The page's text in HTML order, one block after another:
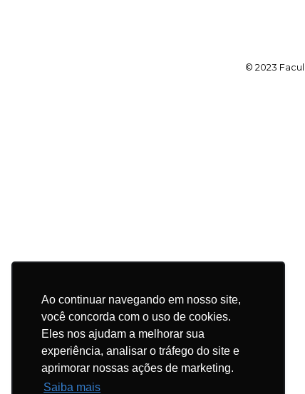
Ao continuar navegando em nosso site,
você concorda com o uso de cookies.
Eles nos ajudam a melhorar sua
experiência, analisar o tráfego do site e
aprimorar nossas ações de marketing.
Saiba mais
© 2023